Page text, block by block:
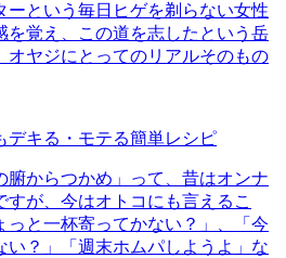
ーという毎日ヒゲを剃らない女性
を覚え、この道を志したという岳
オヤジにとってのリアルそのもの
デキる・モテる簡単レシピ
腑からつかめ」って、昔はオンナ
すが、今はオトコにも言えるこ
っと一杯寄ってかない？」、「今
い？」「週末ホムパしようよ」な